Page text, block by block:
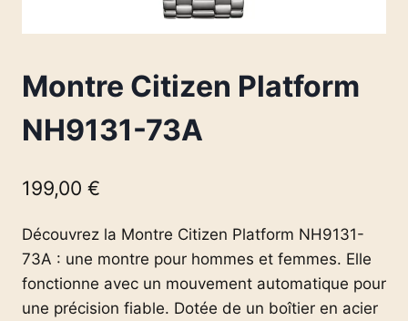
Montre Citizen Platform
NH9131-73A
199,00 €
Découvrez la Montre Citizen Platform NH9131-
73A : une montre pour hommes et femmes. Elle
fonctionne avec un mouvement automatique pour
une précision fiable. Dotée de un boîtier en acier